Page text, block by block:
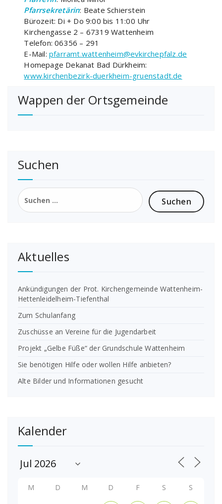
Pfarrsekretärin: Beate Schierstein
Bürozeit: Di + Do 9:00 bis 11:00 Uhr
Kirchengasse 2 – 67319 Wattenheim
Telefon: 06356 – 291
E-Mail:pfarramt.wattenheim@evkirchepfalz.de
Homepage Dekanat Bad Dürkheim:
www.kirchenbezirk-duerkheim-gruenstadt.de
Wappen der Ortsgemeinde
Suchen
Suchen
nach:
Aktuelles
Ankündigungen der Prot. Kirchengemeinde Wattenheim-
Hettenleidelheim-Tiefenthal
Zum Schulanfang
Zuschüsse an Vereine für die Jugendarbeit
Projekt „Gelbe Füße“ der Grundschule Wattenheim
Sie benötigen Hilfe oder wollen Hilfe anbieten?
Alte Bilder und Informationen gesucht
Kalender
M D M D F S S